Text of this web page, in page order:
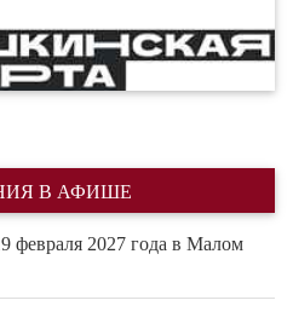
В АФИШЕ
февраля 2027 года в Малом